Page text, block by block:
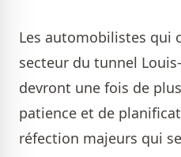
Les automobilistes qui
secteur du tunnel
devront une fois de
patience et de
réfection majeurs qui